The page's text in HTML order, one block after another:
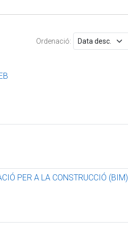
Ordenació:
PER A LA CONSTRUCCIÓ (BIM)